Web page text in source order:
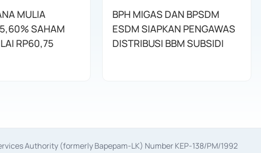
MULIA
SAHAM
RP60,75
BPH MIGAS DAN BPSDM
ESDM SIAPKAN PENGAWAS
DISTRIBUSI BBM SUBSIDI
Authority (formerly Bapepam-LK) Number KEP-138/PM/1992